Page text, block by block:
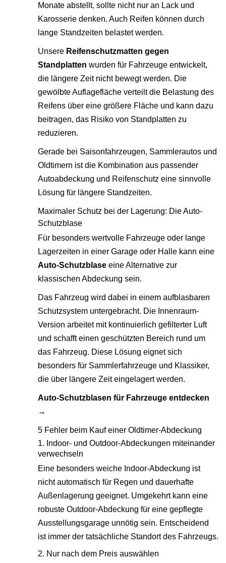
Monate abstellt, sollte nicht nur an Lack und
Karosserie denken. Auch Reifen können durch
lange Standzeiten belastet werden.
Unsere Reifenschutzmatten gegen
Standplatten wurden für Fahrzeuge entwickelt,
die längere Zeit nicht bewegt werden. Die
gewölbte Auflagefläche verteilt die Belastung des
Reifens über eine größere Fläche und kann dazu
beitragen, das Risiko von Standplatten zu
reduzieren.
Gerade bei Saisonfahrzeugen, Sammlerautos und
Oldtimern ist die Kombination aus passender
Autoabdeckung und Reifenschutz eine sinnvolle
Lösung für längere Standzeiten.
Maximaler Schutz bei der Lagerung: Die Auto-
Schutzblase
Für besonders wertvolle Fahrzeuge oder lange
Lagerzeiten in einer Garage oder Halle kann eine
Auto-Schutzblase eine Alternative zur
klassischen Abdeckung sein.
Das Fahrzeug wird dabei in einem aufblasbaren
Schutzsystem untergebracht. Die Innenraum-
Version arbeitet mit kontinuierlich gefilterter Luft
und schafft einen geschützten Bereich rund um
das Fahrzeug. Diese Lösung eignet sich
besonders für Sammlerfahrzeuge und Klassiker,
die über längere Zeit eingelagert werden.
Auto-Schutzblasen für Fahrzeuge entdecken
→
5 Fehler beim Kauf einer Oldtimer-Abdeckung
1. Indoor- und Outdoor-Abdeckungen miteinander
verwechseln
Eine besonders weiche Indoor-Abdeckung ist
nicht automatisch für Regen und dauerhafte
Außenlagerung geeignet. Umgekehrt kann eine
robuste Outdoor-Abdeckung für eine gepflegte
Ausstellungsgarage unnötig sein. Entscheidend
ist immer der tatsächliche Standort des Fahrzeugs.
2. Nur nach dem Preis auswählen